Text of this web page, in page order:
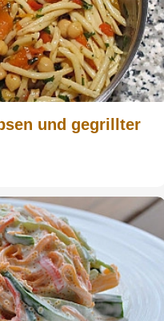
und gegrillter